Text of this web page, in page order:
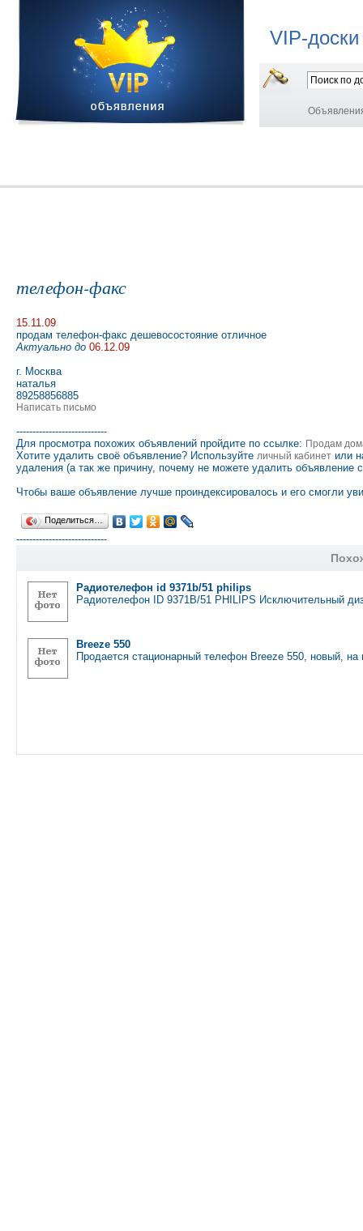
VIP-
телефон-факс
15.11.09
продам телефон-факс дешевосостояние отличное
Актуально до 06.12.09
г. Москва
наталья
89258856885
Написать письмо
----------------------------
Для просмотра похожих объявлений пройдите по ссылке: Продам
Хотите удалить своё объявление? Используйте личный кабинет или
удаления (а так же причину, почему не можете удалить объявление
Чтобы ваше объявление лучше проиндексировалось и его смогли
Поделиться…
----------------------------
Радиотелефон id 9371b/51 philips
Радиотелефон ID 9371B/51 PHILIPS Исключительный
Breeze 550
Продается стационарный телефон Breeze 550, новый,